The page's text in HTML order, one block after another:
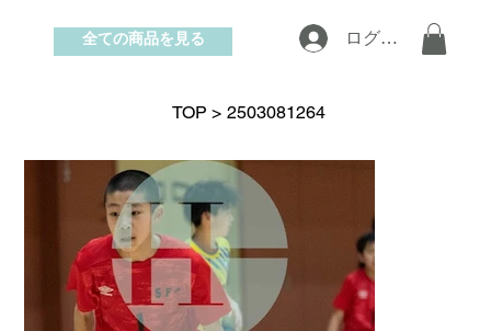
お問い合わせ
ログイン
全ての商品を見る
TOP > 2503081264